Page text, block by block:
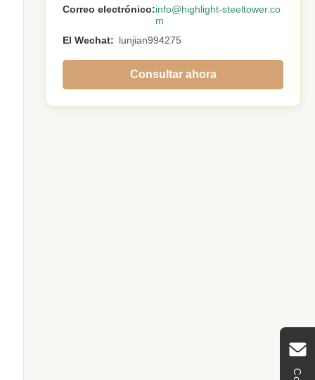
Correo electrónico:info@highlight-steeltower.co
m
El Wechat: lunjian994275
Consultar ahora